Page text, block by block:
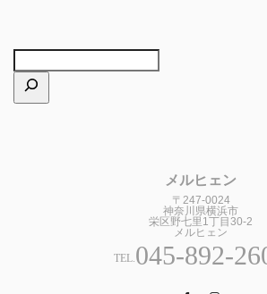
メルヒェン
〒247-0024
神奈川県横浜市
栄区野七里1丁目30-2
メルヒェン
TEL.045-892-